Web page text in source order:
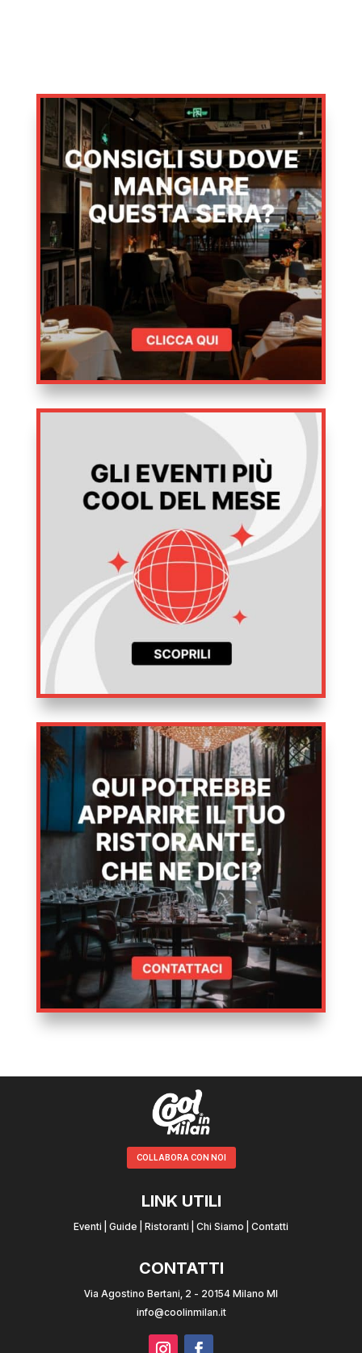
COLLABORA CON NOI
LINK UTILI
Eventi Guide Ristoranti Chi Siamo Contatti
CONTATTI
Via Agostino Bertani, 2 - 20154 Milano MI
info@coolinmilan.it